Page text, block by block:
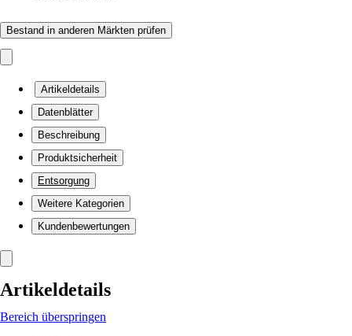
Bestand in anderen Märkten prüfen
Artikeldetails
Datenblätter
Beschreibung
Produktsicherheit
Entsorgung
Weitere Kategorien
Kundenbewertungen
Artikeldetails
Bereich überspringen